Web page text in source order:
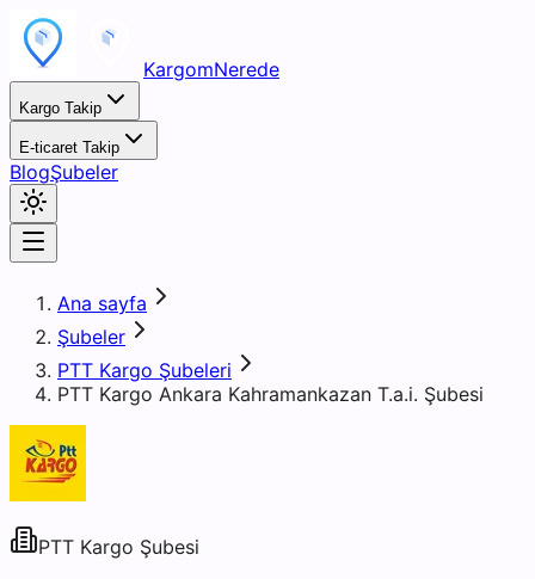
KargomNerede
Kargo Takip
E-ticaret Takip
BlogŞubeler
Ana sayfa
Şubeler
PTT Kargo Şubeleri
PTT Kargo Ankara Kahramankazan T.a.i. Şubesi
PTT Kargo Şubesi